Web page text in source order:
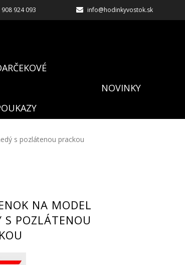
924 093 info@hodinkyvostok.sk
NOVINKY
s pozlátenou prackou
NA MODEL
S POZLÁTENOU